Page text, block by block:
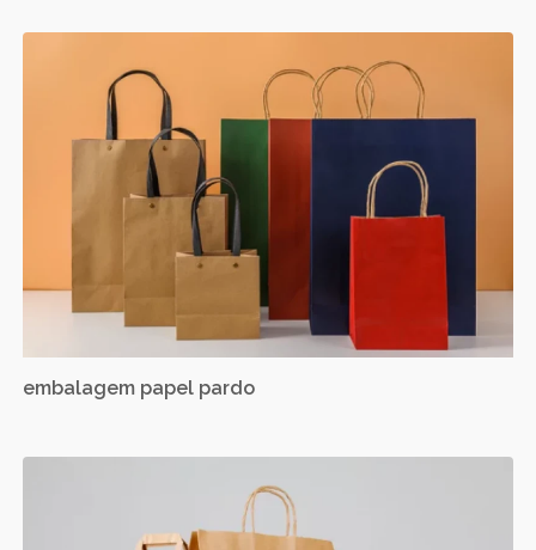
embalagem papel pardo